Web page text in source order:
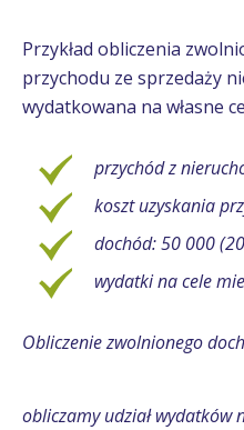
Przykład obliczenia
przychodu ze sprzedaży
wydatkowana na własne
przychód z
koszt uzyskania
dochód: 50 000
wydatki na cele
Obliczenie zwolnionego
obliczamy udział wydatków